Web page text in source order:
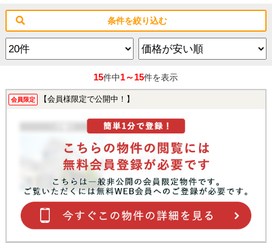
条件を絞り込む
15件中1～15件を表示
会員限定 【会員様限定で公開中！】